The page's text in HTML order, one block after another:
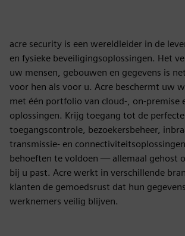
acre security is een wereldleider in de
en fysieke beveiligingsoplossingen. Het
uw mensen, gebouwen en gegevens is
voor hen als voor u. Acre beschermt uw
met één portfolio van cloud-, on-premise
oplossingen. Krijg toegang tot de
toegangscontrole, bezoekersbeheer,
transmissie- en
behoeften te voldoen — allemaal gehost
bij u past. Acre werkt in verschillende
klanten de gemoedsrust dat hun
werknemers veilig blijven.